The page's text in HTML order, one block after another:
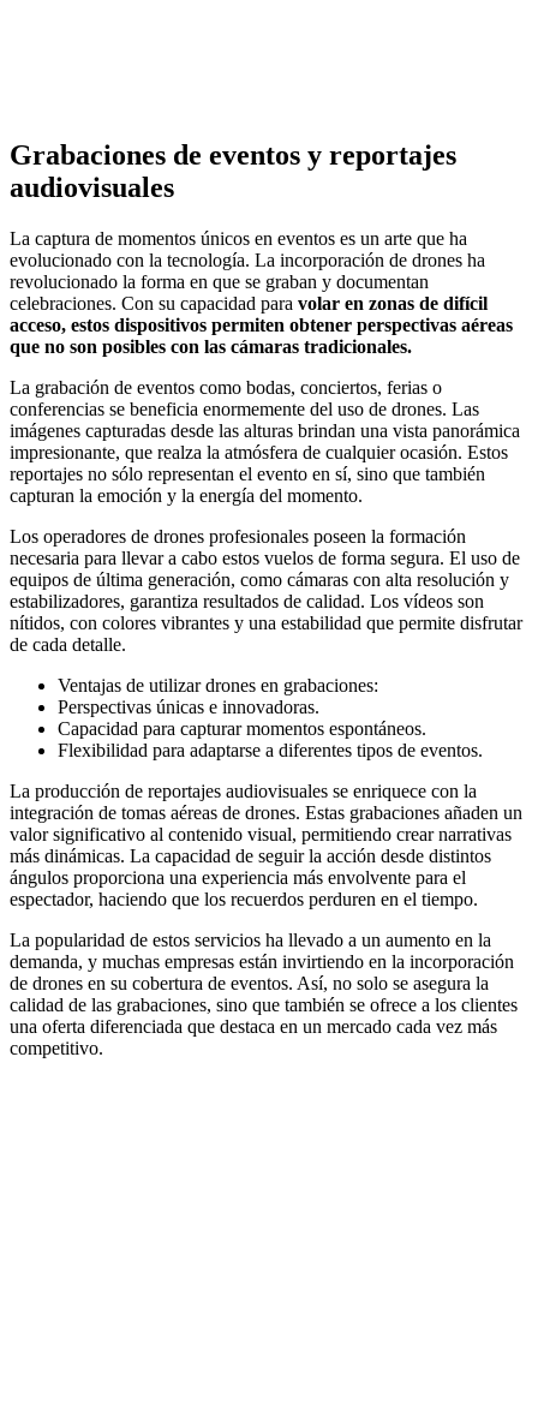
Grabaciones de eventos y reportajes
audiovisuales
La captura de momentos únicos en eventos es un arte que ha
evolucionado con la tecnología. La incorporación de drones ha
revolucionado la forma en que se graban y documentan
celebraciones. Con su capacidad para volar en zonas de difícil
acceso, estos dispositivos permiten obtener perspectivas aéreas
que no son posibles con las cámaras tradicionales.
La grabación de eventos como bodas, conciertos, ferias o
conferencias se beneficia enormemente del uso de drones. Las
imágenes capturadas desde las alturas brindan una vista panorámica
impresionante, que realza la atmósfera de cualquier ocasión. Estos
reportajes no sólo representan el evento en sí, sino que también
capturan la emoción y la energía del momento.
Los operadores de drones profesionales poseen la formación
necesaria para llevar a cabo estos vuelos de forma segura. El uso de
equipos de última generación, como cámaras con alta resolución y
estabilizadores, garantiza resultados de calidad. Los vídeos son
nítidos, con colores vibrantes y una estabilidad que permite disfrutar
de cada detalle.
Ventajas de utilizar drones en grabaciones:
Perspectivas únicas e innovadoras.
Capacidad para capturar momentos espontáneos.
Flexibilidad para adaptarse a diferentes tipos de eventos.
La producción de reportajes audiovisuales se enriquece con la
integración de tomas aéreas de drones. Estas grabaciones añaden un
valor significativo al contenido visual, permitiendo crear narrativas
más dinámicas. La capacidad de seguir la acción desde distintos
ángulos proporciona una experiencia más envolvente para el
espectador, haciendo que los recuerdos perduren en el tiempo.
La popularidad de estos servicios ha llevado a un aumento en la
demanda, y muchas empresas están invirtiendo en la incorporación
de drones en su cobertura de eventos. Así, no solo se asegura la
calidad de las grabaciones, sino que también se ofrece a los clientes
una oferta diferenciada que destaca en un mercado cada vez más
competitivo.